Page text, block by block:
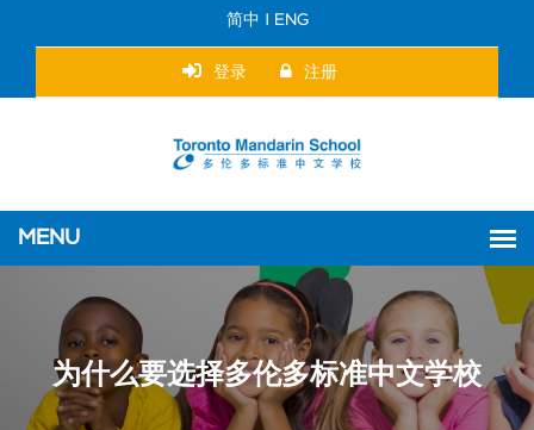
简中 | ENG
登录 注册
为什么要选择多伦多标准中文学校